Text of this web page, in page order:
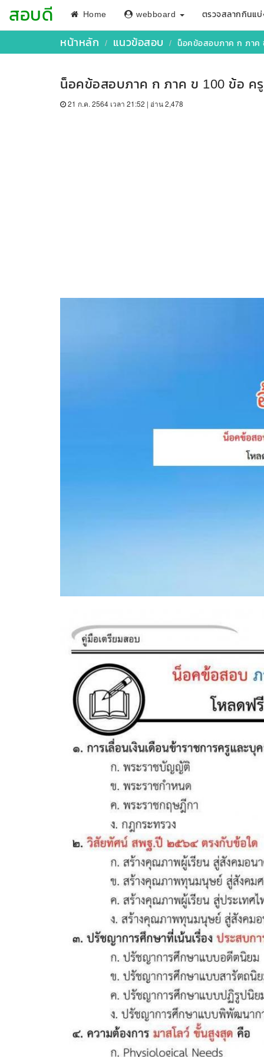
สอบดี Home webboard ตรวจสลากกินแ
หน้าหลัก แนวข้อสอบ น็อคข้อสอบภาค ก ภาค
น็อคข้อสอบภาค ก ภาค ข 100 ข้อ ค
21 ก.ค. 2564 เวลา 21:52 | อ่าน 2,478